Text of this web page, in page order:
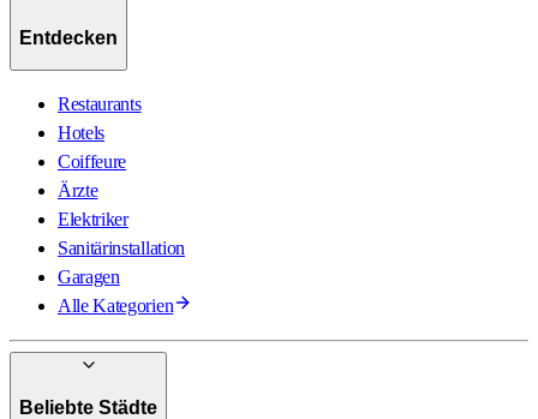
Entdecken
Restaurants
Hotels
Coiffeure
Ärzte
Elektriker
Sanitärinstallation
Garagen
Alle Kategorien
Beliebte Städte